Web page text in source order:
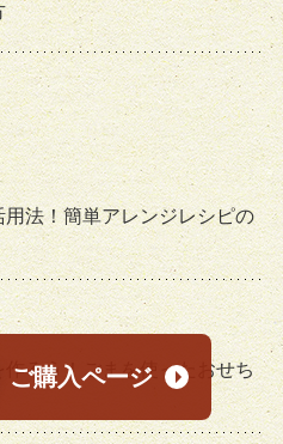
法！簡単アレンジレシピの
ろう！ごまを使ったおせち
ご購入ページ